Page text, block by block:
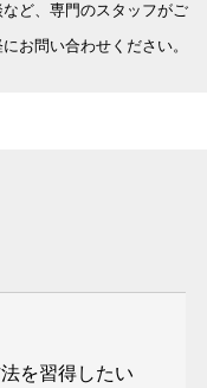
ど、専門のスタッフがご
お問い合わせください。
を習得したい